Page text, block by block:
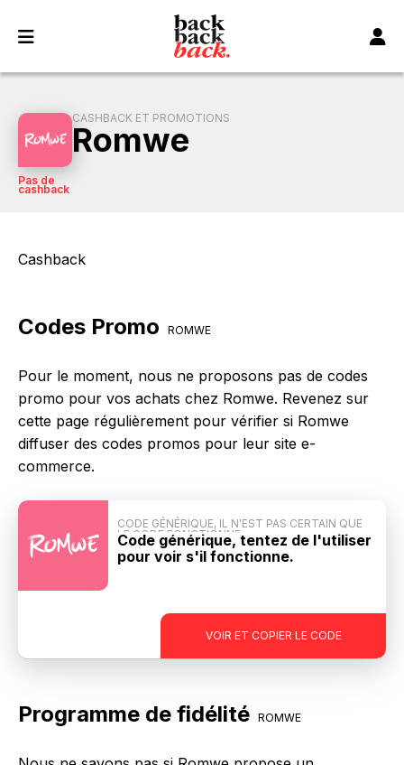
CASHBACK ET PROMOTIONS
Romwe
Pas de
cashback
Cashback
Codes Promo ROMWE
Pour le moment, nous ne proposons pas de codes
promo pour vos achats chez Romwe. Revenez sur
cette page régulièrement pour vérifier si Romwe
diffuser des codes promos pour leur site e-
commerce.
VOIR ET COPIER LE CODE
CODE GÉNÉRIQUE, IL N'EST PAS CERTAIN QUE
LE CODE FONCTIONNE
Code générique, tentez de l'utiliser
pour voir s'il fonctionne.
Programme de fidélité ROMWE